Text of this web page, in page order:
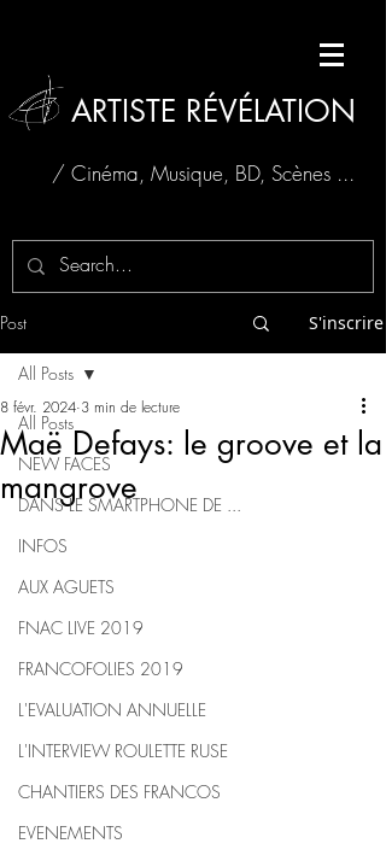
ARTISTE RÉVÉLATION
/ Cinéma, Musique, BD, Scènes ...
Post S'inscrire
All Posts
NEW FACES
DANS LE SMARTPHONE DE ...
INFOS
AUX AGUETS
FNAC LIVE 2019
FRANCOFOLIES 2019
L'EVALUATION ANNUELLE
L'INTERVIEW ROULETTE RUSE
CHANTIERS DES FRANCOS
EVENEMENTS
All Posts
Maë Defays: le groove et la
mangrove
8 févr. 2024 3 min de lecture